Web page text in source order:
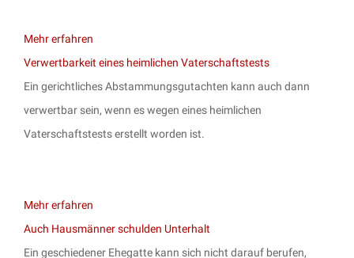
Mehr erfahren
Verwertbarkeit eines heimlichen Vaterschaftstests
Ein gerichtliches Abstammungsgutachten kann auch dann
verwertbar sein, wenn es wegen eines heimlichen
Vaterschaftstests erstellt worden ist.
Mehr erfahren
Auch Hausmänner schulden Unterhalt
Ein geschiedener Ehegatte kann sich nicht darauf berufen,